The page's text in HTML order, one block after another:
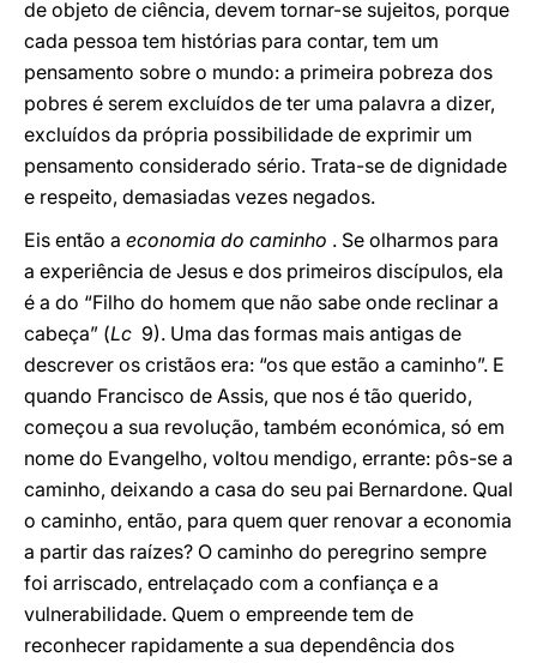
de objeto de ciência, devem tornar-se sujeitos, porque
cada pessoa tem histórias para contar, tem um
pensamento sobre o mundo: a primeira pobreza dos
pobres é serem excluídos de ter uma palavra a dizer,
excluídos da própria possibilidade de exprimir um
pensamento considerado sério. Trata-se de dignidade
e respeito, demasiadas vezes negados.
Eis então a economia do caminho . Se olharmos para
a experiência de Jesus e dos primeiros discípulos, ela
é a do “Filho do homem que não sabe onde reclinar a
cabeça” (Lc 9). Uma das formas mais antigas de
descrever os cristãos era: “os que estão a caminho”. E
quando Francisco de Assis, que nos é tão querido,
começou a sua revolução, também económica, só em
nome do Evangelho, voltou mendigo, errante: pôs-se a
caminho, deixando a casa do seu pai Bernardone. Qual
o caminho, então, para quem quer renovar a economia
a partir das raízes? O caminho do peregrino sempre
foi arriscado, entrelaçado com a confiança e a
vulnerabilidade. Quem o empreende tem de
reconhecer rapidamente a sua dependência dos